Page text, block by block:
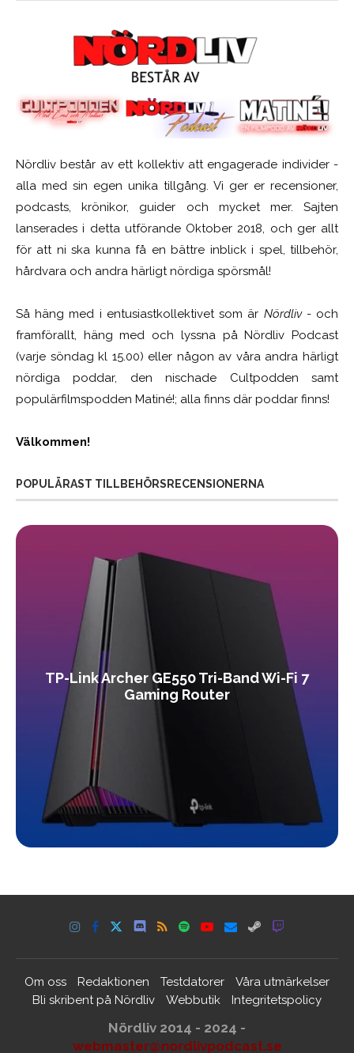
Nördliv består av ett kollektiv att engagerade individer -
alla med sin egen unika tillgång. Vi ger er recensioner,
podcasts, krönikor, guider och mycket mer. Sajten
lanserades i detta utförande Oktober 2018, och ger allt
för att ni ska kunna få en bättre inblick i spel, tillbehör,
hårdvara och andra härligt nördiga spörsmål!
Så häng med i entusiastkollektivet som är Nördliv- och
framförallt, häng med och lyssna på Nördliv Podcast
(varje söndag kl 15.00) eller någon av våra andra härligt
nördiga poddar, den nischade Cultpodden samt
populärfilmspodden Matiné!; alla finns där poddar finns!
Välkommen!
POPULÄRAST TILLBEHÖRSRECENSIONERNA
TP-Link Archer GE550 Tri-Band Wi-Fi 7
Gaming Router
Om oss Redaktionen Testdatorer
Våra utmärkelser
Bli skribent på Nördliv
Webbutik Integritetspolicy
Nördliv 2014 - 2024 -
webmaster@nordlivpodcast.se